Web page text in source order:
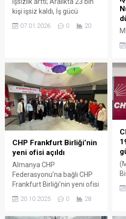
işsizlik arttı; Aralıkta 23 bin
kişi işsiz kaldı, İş gücü
piyasasında hâlâ
toparlanma sinyalinin
geçti. Almanya merkezi
Nürnberg’de bulunan
Federal İş Ajansı’nın (BA)
verilerine göre, Aralık ayında
işsiz sayısı 23 bin kişi artarak
2 milyon 908 bine ulaştı....
07.01.2026 0 20
CHP Frankfurt Birliği’nin
yeni ofisi açıldı
Almanya CHP
Federasyonu’na bağlı CHP
Frankfurt Birliği’nin yeni ofisi
Ofisin dışına asılan
20.10.2025 0 28